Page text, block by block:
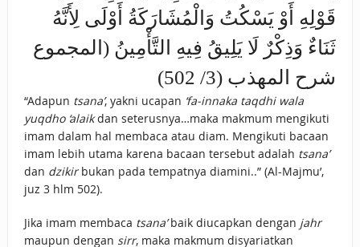
قَوْلِهِ أَوْ يَسْكُتُ وَالْمُشَارَكَةُ أَوْلَى لِأَنَّهُ
ثَنَاءٌ وَذِكْرٌ لَا يَلِيقُ فِيهِ التَّأْمِينُ (المجموع
شرح المهذب (3/ 502)
“Adapun tsana’, yakni ucapan ‘fa-innaka taqdhi wala
yuqdho ‘alaikdan seterusnya…maka makmum mengikuti
imam dalam hal membaca atau diam. Mengikuti bacaan
imam lebih utama karena bacaan tersebut adalah tsana’
dan dzikirbukan pada tempatnya diamini..” (Al-Majmu’,
juz 3 hlm 502).
Jika imam membaca tsana’baik diucapkan dengan jahr
maupun dengan sirr, maka makmum disyariatkan